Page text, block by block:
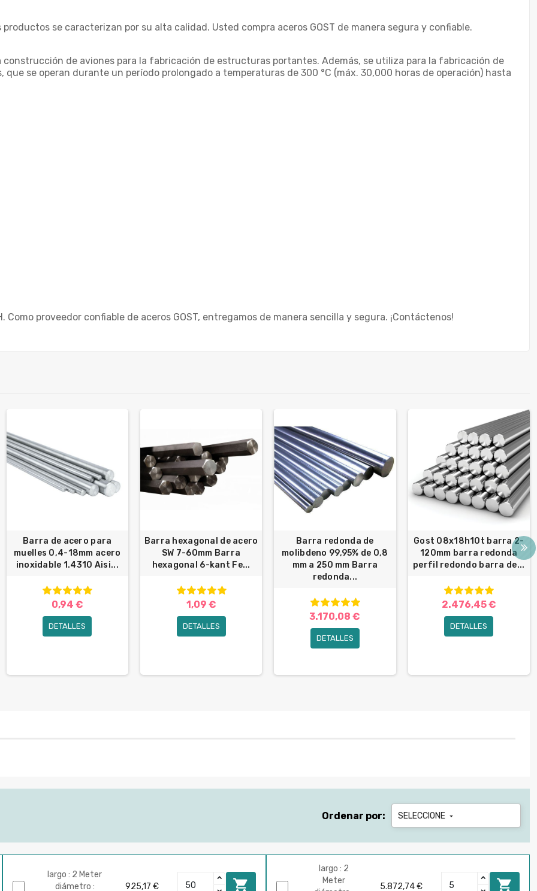
se caracterizan por su alta calidad. Usted compra aceros GOST de manera segura y confiable.
de aviones para la fabricación de estructuras portantes. Además, se utiliza para la fabricación de
se operan durante un período prolongado a temperaturas de 300 °C (máx. 30,000 horas de operación) hasta
proveedor confiable de aceros GOST, entregamos de manera sencilla y segura. ¡Contáctenos!
Barra de acero para
muelles 0,4-18mm acero
inoxidable 1.4310 Aisi...
0,94 €
DETALLES
Barra hexagonal de acero
SW 7-60mm Barra
hexagonal 6-kant Fe...
1,09 €
DETALLES
Barra redonda de
molibdeno 99,95% de 0,8
mm a 250 mm Barra
redonda...
3.170,08 €
DETALLES
Gost 08x18h10t barra 2-
120mm barra redonda
perfil redondo barra de...
2.476,45 €
DETALLES
Ordenar por: SELECCIONE 
largo : 2 Meter
diámetro :
925,17 € 
largo : 2
Meter
5.872,74 € 